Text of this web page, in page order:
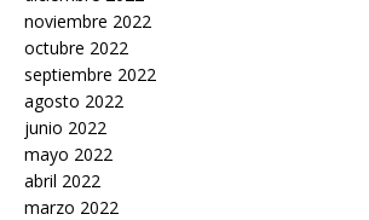
noviembre 2022
octubre 2022
septiembre 2022
agosto 2022
junio 2022
mayo 2022
abril 2022
marzo 2022